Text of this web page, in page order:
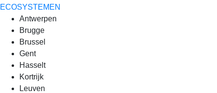
ECOSYSTEMEN
Antwerpen
Brugge
Brussel
Gent
Hasselt
Kortrijk
Leuven